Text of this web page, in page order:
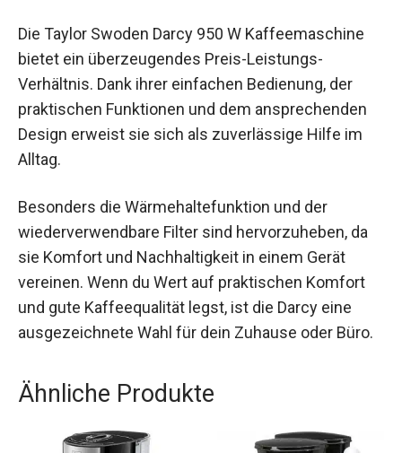
Die Taylor Swoden Darcy 950 W Kaffeemaschine
bietet ein überzeugendes Preis-Leistungs-
Verhältnis. Dank ihrer einfachen Bedienung, der
praktischen Funktionen und dem ansprechenden
Design erweist sie sich als zuverlässige Hilfe im
Alltag.
Besonders die Wärmehaltefunktion und der
wiederverwendbare Filter sind hervorzuheben, da
sie Komfort und Nachhaltigkeit in einem Gerät
vereinen. Wenn du Wert auf praktischen Komfort
und gute Kaffeequalität legst, ist die Darcy eine
ausgezeichnete Wahl für dein Zuhause oder Büro.
Ähnliche Produkte